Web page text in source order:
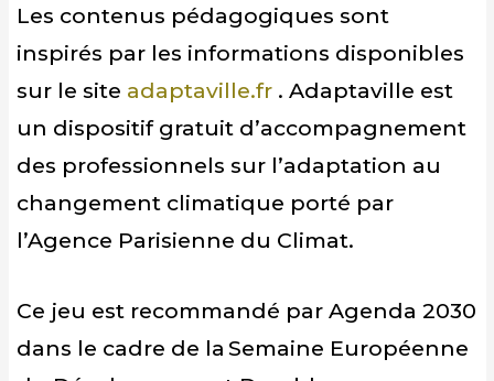
Les contenus pédagogiques sont
inspirés par les informations disponibles
sur le site adaptaville.fr . Adaptaville est
un dispositif gratuit d’accompagnement
des professionnels sur l’adaptation au
changement climatique porté par
l’Agence Parisienne du Climat.
Ce jeu est recommandé par Agenda 2030
dans le cadre de la Semaine Européenne